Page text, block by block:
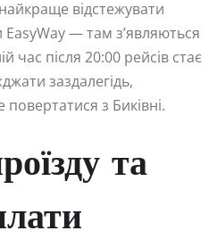
відстежувати
— там з’являються
час після 20:00 рейсів стає
заздалегідь,
з Биківні.
та